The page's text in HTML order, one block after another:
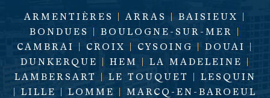
ARMENTIÈRES ARRAS BAISIEUX
BONDUES
BOULOGNE-SUR-MER
CAMBRAI
CROIX CYSOING DOUAI
DUNKERQUE
HEM LA MADELEINE
LAMBERSART
LE TOUQUET
LESQUIN
LILLE LOMME
MARCQ-EN-BAROEUL